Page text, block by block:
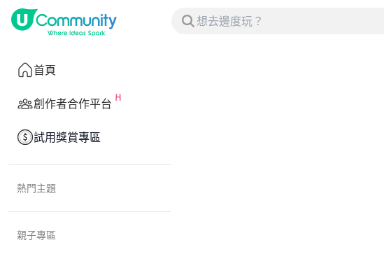
首頁
創作者合作平台
試用獎賞專區
熱門主題
親子專區